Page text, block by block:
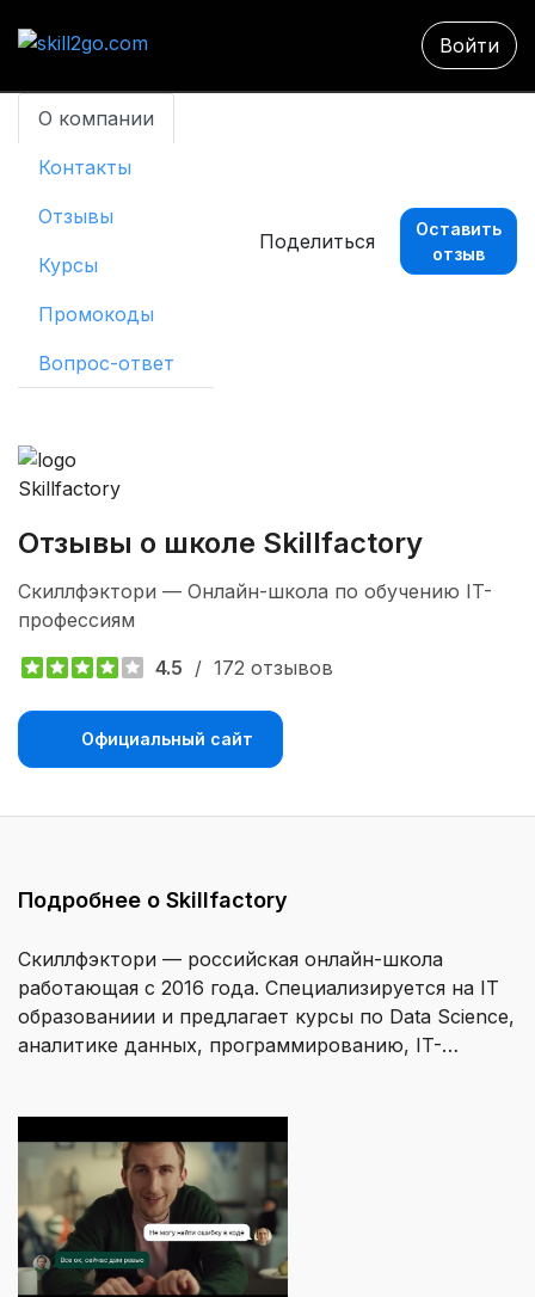
Войти
О компании
Контакты
Отзывы
Курсы
Промокоды
Вопрос-ответ
Поделиться
Оставить
отзыв
Отзывы о школе Skillfactory
Скиллфэктори — Онлайн-школа по обучению IT-
профессиям
4.5 / 172 отзывов
Официальный сайт
Подробнее о Skillfactory
Скиллфэктори — российская онлайн-школа
работающая с 2016 года. Специализируется на IT
образованиии и предлагает курсы по Data Science,
аналитике данных, программированию, IT-